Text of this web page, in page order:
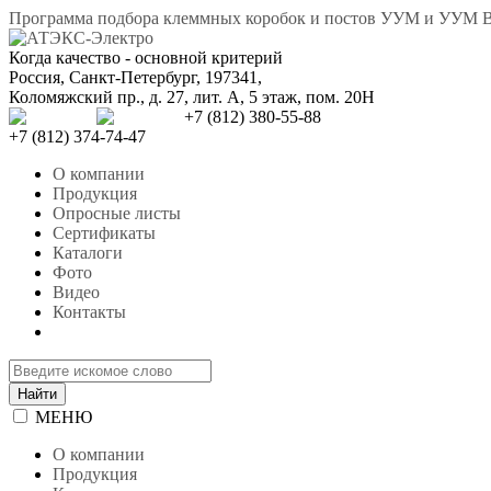
Программа подбора клеммных коробок и постов УУМ и УУМ
Когда качество - основной критерий
Россия, Санкт-Петербург, 197341 ,
Коломяжский пр., д. 27, лит. А, 5 этаж, пом. 20Н
+7 (812) 380-55-88
+7 (812) 374-74-47
О компании
Продукция
Опросные листы
Сертификаты
Каталоги
Фото
Видео
Контакты
МЕНЮ
О компании
Продукция